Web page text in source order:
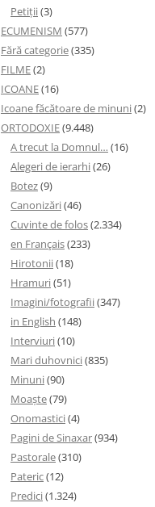
Petiţii(3)
ECUMENISM (577)
Fără categorie(335)
FILME(2)
ICOANE(16)
Icoane făcătoare de minuni(2)
ORTODOXIE(9.448)
A trecut la Domnul… (16)
Alegeri de ierarhi(26)
Botez(9)
Canonizări(46)
Cuvinte de folos(2.334)
en Français(233)
Hirotonii(18)
Hramuri(51)
Imagini/fotografii(347)
in English (148)
Interviuri(10)
Mari duhovnici(835)
Minuni(90)
Moaşte(79)
Onomastici(4)
Pagini de Sinaxar(934)
Pastorale(310)
Pateric(12)
Predici(1.324)